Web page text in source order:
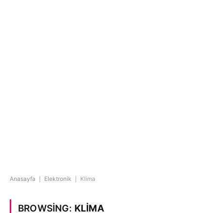
Anasayfa Elektronik Klima
BROWSING: KLIMA